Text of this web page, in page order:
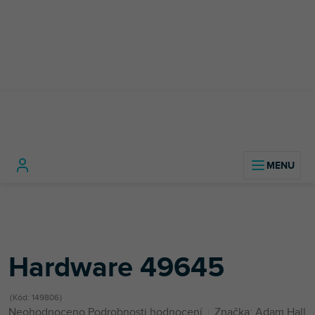
Hardware 49645
Kód: 149806
Průměrné
Neohodnoceno Podrobnosti hodnocení Značka: Adam Hall